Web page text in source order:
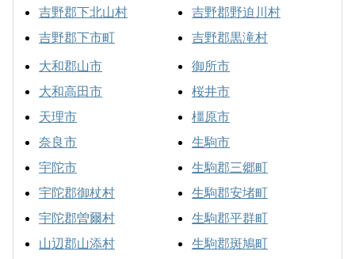
吉野郡下北山村
吉野郡下市町
吉野郡野迫川村
吉野郡黒滝村
大和郡山市
大和高田市
天理市
奈良市
宇陀市
宇陀郡御杖村
宇陀郡曽爾村
山辺郡山添村
御所市
桜井市
橿原市
生駒市
生駒郡三郷町
生駒郡安堵町
生駒郡平群町
生駒郡斑鳩町